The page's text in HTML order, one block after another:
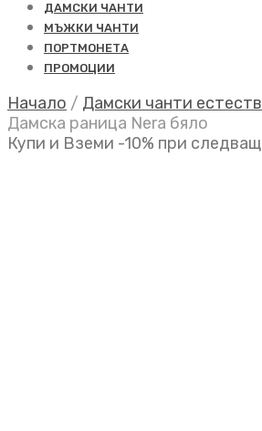
ДАМСКИ ЧАНТИ
МЪЖКИ ЧАНТИ
ПОРТМОНЕТА
ПРОМОЦИИ
Начало / Дамски чанти
Дамска раница Nera бяло
Купи и Вземи -10% при